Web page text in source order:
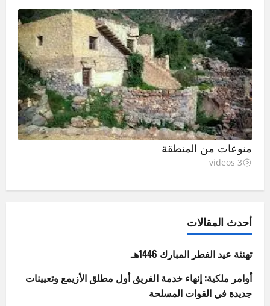
منوعات من المنطقة
3 videos
أحدث المقالات
تهنئة عيد الفطر المبارك 1446هـ
أوامر ملكية: إنهاء خدمة الفريق أول مطلق الأزيمع وتعيينات
جديدة في القوات المسلحة